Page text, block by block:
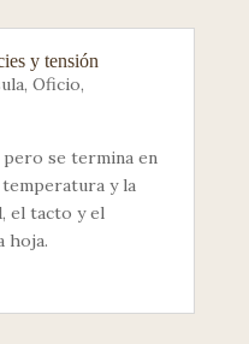
y tensión
, Oficio,
pero se termina en
y la
el tacto y el
hoja.